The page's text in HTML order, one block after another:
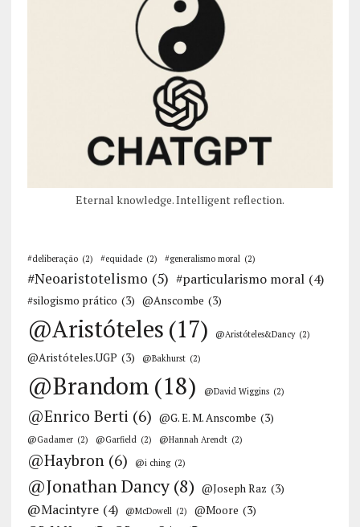
Eternal knowledge. Intelligent reflection.
#deliberação (2) #equidade (2) #generalismo moral (2)
#Neoaristotelismo (5) #particularismo moral (4)
#silogismo prático (3) @Anscombe (3)
@Aristóteles (17) @Aristóteles&Dancy (2)
@Aristóteles.UGP (3) @Bakhurst (2)
@Brandom (18) @David Wiggins (2)
@Enrico Berti (6) @G. E. M. Anscombe (3)
@Gadamer (2) @Garfield (2) @Hannah Arendt (2)
@Haybron (6) @i ching (2)
@Jonathan Dancy (8) @Joseph Raz (3)
@Macintyre (4) @McDowell (2) @Moore (3)